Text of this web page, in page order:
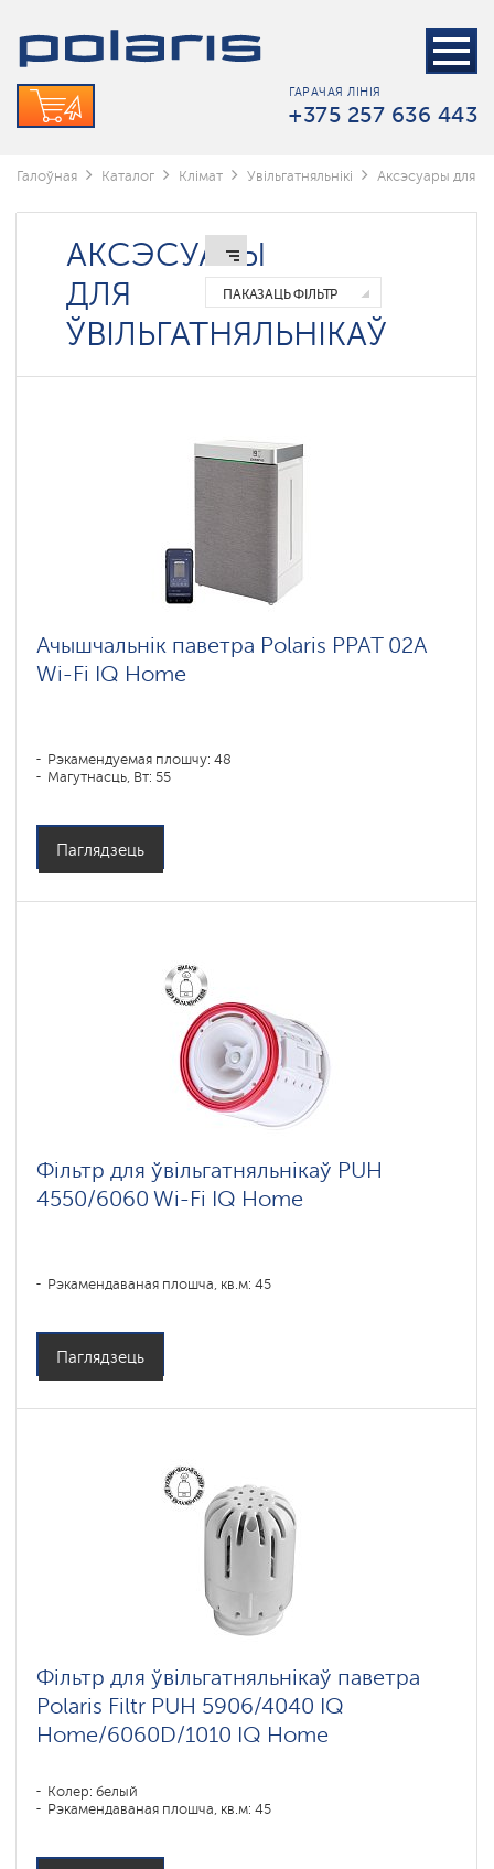
ГАРАЧАЯ ЛІНІЯ
+375 257 636 443
Галоўная Каталог Клімат Увільгатняльнікі Аксэсуары для
АКСЭСУАРЫ
ДЛЯ
ЎВІЛЬГАТНЯЛЬНІКАЎ
ПАКАЗАЦЬ ФІЛЬТР
Ачышчальнік паветра Polaris PPAT 02A
Wi-Fi IQ Home
Рэкамендуемая плошчу: 48
Магутнасць, Вт: 55
Паглядзець
Фільтр для ўвільгатняльнікаў PUH
4550/6060 Wi-Fi IQ Home
Рэкамендаваная плошча, кв.м: 45
Паглядзець
Фільтр для ўвільгатняльнікаў паветра
Polaris Filtr PUH 5906/4040 IQ
Home/6060D/1010 IQ Home
Колер: белый
Рэкамендаваная плошча, кв.м: 45
Fi
увлажнители
IQ
home
ўвільгатняльнікаў